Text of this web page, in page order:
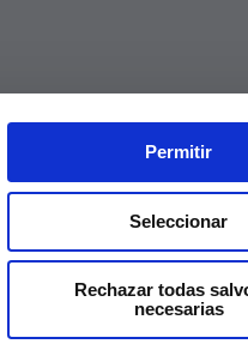
Permitir
Seleccionar
Rechazar todas
necesarias